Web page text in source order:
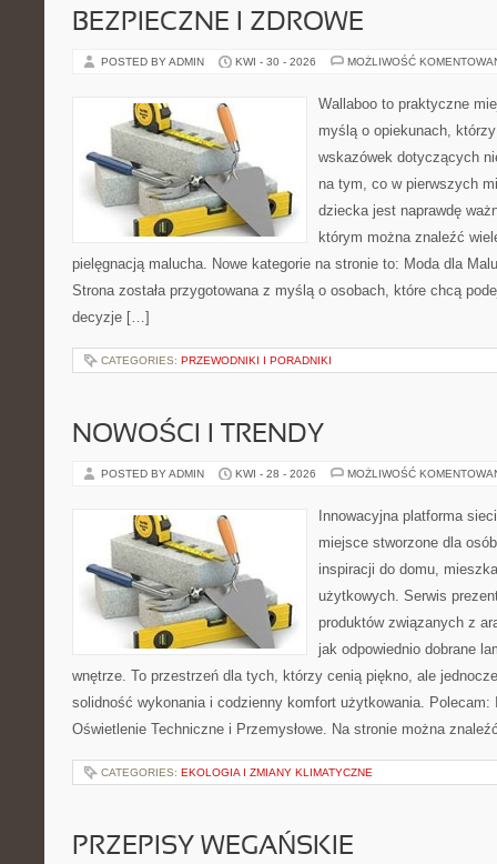
BEZPIECZNE I ZDROWE
POSTED BY ADMIN KWI - 30 - 2026 MOŻLIWOŚĆ
Wallaboo to praktyczne
myślą o opiekunach,
wskazówek dotyczących
na tym, co w pierwszych
dziecka jest naprawdę
którym można znaleźć
pielęgnacją malucha. Nowe kategorie na stronie to: Moda dla
Strona została przygotowana z myślą o osobach, które chcą
decyzje […]
CATEGORIES: PRZEWODNIKI I PORADNIKI
NOWOŚCI I TRENDY
POSTED BY ADMIN KWI - 28 - 2026 MOŻLIWOŚĆ
Innowacyjna platforma
miejsce stworzone dla
inspiracji do domu,
użytkowych. Serwis
produktów związanych z
jak odpowiednio dobrane
wnętrze. To przestrzeń dla tych, którzy cenią piękno, ale
solidność wykonania i codzienny komfort użytkowania. Polecam:
Oświetlenie Techniczne i Przemysłowe. Na stronie można
CATEGORIES: EKOLOGIA I ZMIANY KLIMATYCZNE
PRZEPISY WEGAŃSKIE